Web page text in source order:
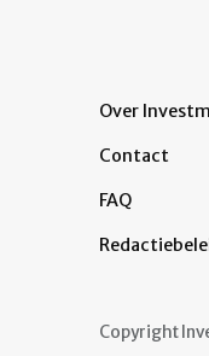
Over
Contact
FAQ
Copyright